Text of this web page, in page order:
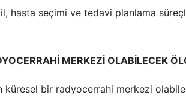
hasta seçimi ve tedavi planlama
MERKEZİ OLABİLECEK
küresel bir radyocerrahi merkezi